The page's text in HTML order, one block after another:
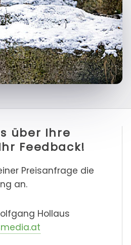
über Ihre
Feedback!
Preisanfrage die
an.
Hollaus